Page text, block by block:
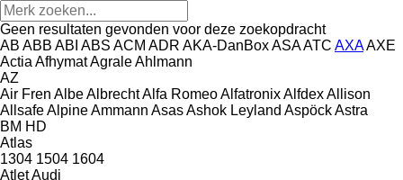
Geen resultaten gevonden voor deze zoekopdracht
AB ABB ABI ABS ACM ADR AKA-DanBoxASAATC AXAAXE
Actia AfhymatAgraleAhlmann
AZ
Air Fren AlbeAlbrechtAlfa RomeoAlfatronixAlfdexAllison
AllsafeAlpineAmmann AsasAshok Leyland AspöckAstra
BM HD
Atlas
1304 1504 1604
AtletAudi